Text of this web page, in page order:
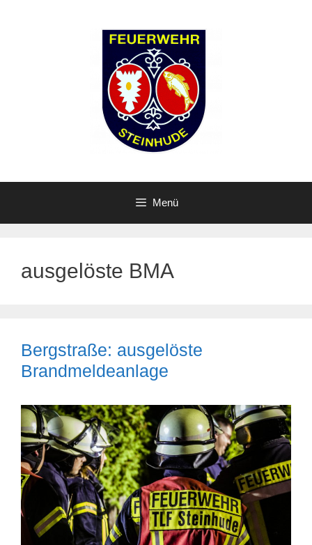
Menü
ausgelöste BMA
Bergstraße: ausgelöste
Brandmeldeanlage